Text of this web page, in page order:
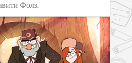
Фолз.